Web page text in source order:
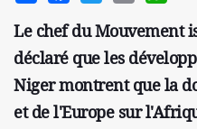
Le chef du Mouvement
déclaré que les
Niger montrent que la
et de l'Europe sur